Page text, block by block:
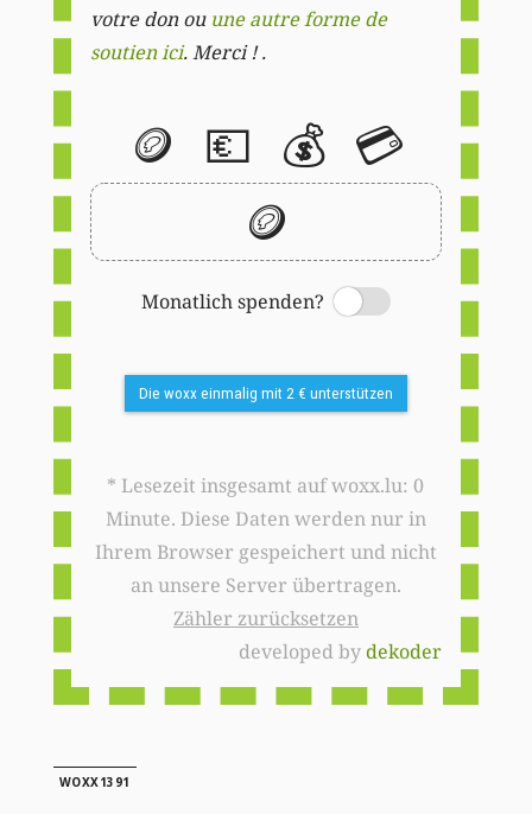
votre don ou une autre forme de
soutien ici. Merci ! .
🪙 💶 💰 💳
🪙
Monatlich spenden?
Switch
Die woxx einmalig mit 2 € unterstützen
* Lesezeit insgesamt auf woxx.lu: 0
Minute. Diese Daten werden nur in
Ihrem Browser gespeichert und nicht
an unsere Server übertragen.
Zähler zurücksetzen
developed bydekoder
WOXX1391